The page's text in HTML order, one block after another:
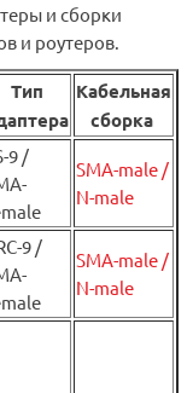
и сборки
и роутеров.
Тип
Кабельная
сборка
9 /
SMA-male /
N-male
9 /
SMA-male /
N-male